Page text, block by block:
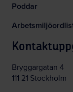
Poddar
Bryggargatan 4
111 21 Stockholm